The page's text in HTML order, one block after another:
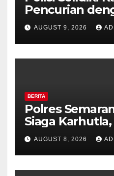
Pencurian
di Counter HP
Ambarawa.
AUGUST 9, 2026
BERITA
Polres
Siaga
Tekankan
Kesiapsiagaan
Kemarau.
AUGUST 8, 2026